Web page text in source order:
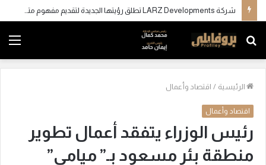
شركة LARZ Developments تطلق رؤيتها الجديدة لتقديم مفهوم متكامل للتطوير العقاري في مصر
بحث
عن
الرئيسية / اقتصاد وأعمال
اقتصاد وأعمال
رئيس الوزراء يتفقد أعمال تطوير
منطقة بئر مسعود بـ” ميامي”